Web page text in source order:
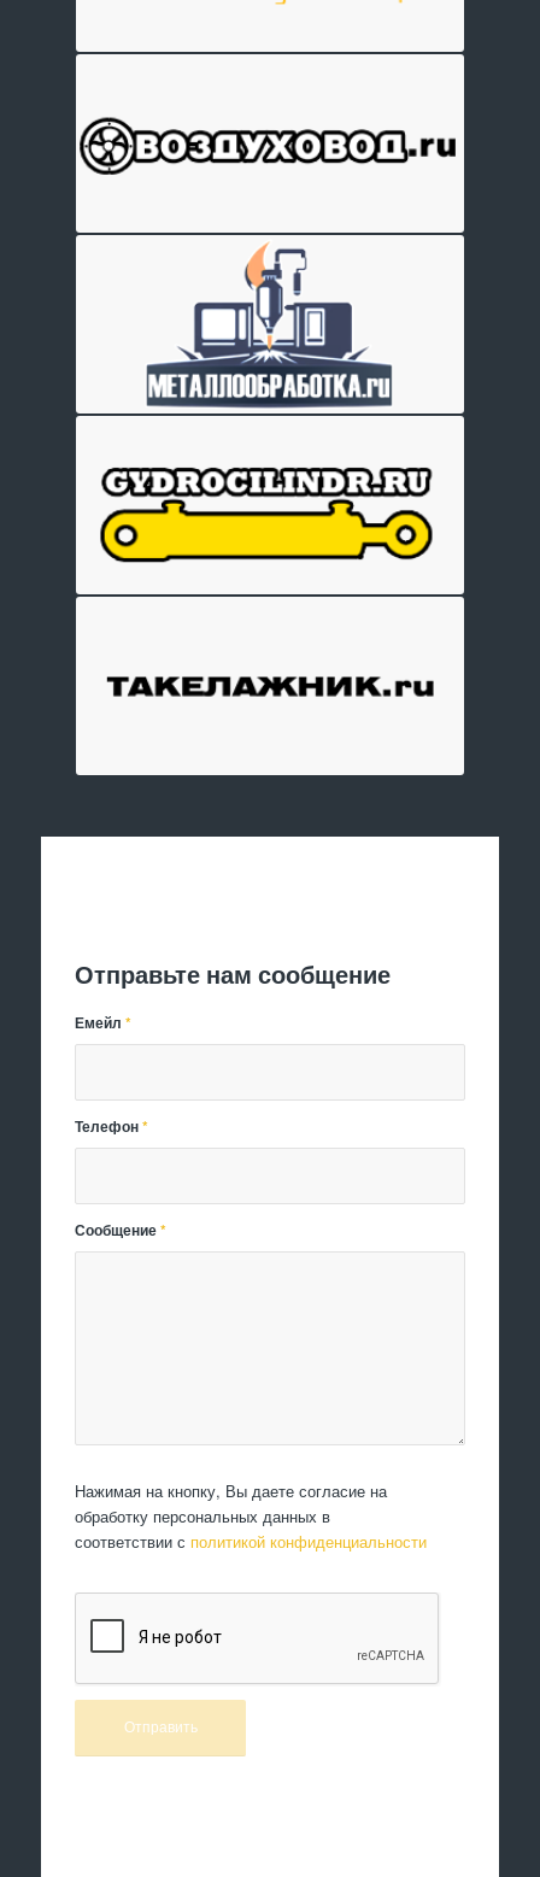
Отправьте нам сообщение
Емейл*
Телефон*
Сообщение*
Нажимая на кнопку, Вы даете согласие на
обработку персональных данных в
соответствии с политикой конфиденциальности